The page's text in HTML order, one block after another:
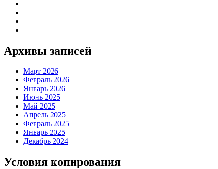
Архивы записей
Март 2026
Февраль 2026
Январь 2026
Июнь 2025
Май 2025
Апрель 2025
Февраль 2025
Январь 2025
Декабрь 2024
Условия копирования